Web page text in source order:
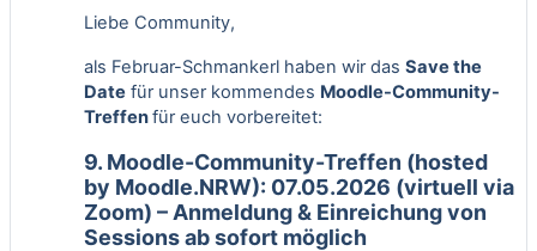
Liebe Community,
als Februar-Schmankerl haben wir das Save the
Date für unser kommendes Moodle-Community-
Treffenfür euch vorbereitet:
9. Moodle-Community-Treffen (hosted
by Moodle.NRW): 07.05.2026 (virtuell via
Zoom) – Anmeldung & Einreichung von
Sessions ab sofort möglich